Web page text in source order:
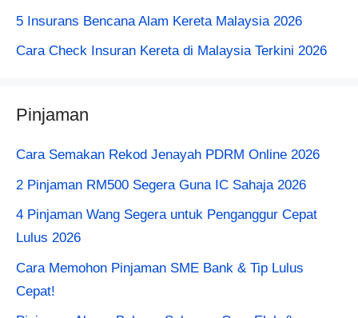
5 Insurans Bencana Alam Kereta Malaysia 2026
Cara Check Insuran Kereta​ di Malaysia Terkini 2026
Pinjaman
Cara Semakan Rekod Jenayah PDRM Online 2026
2 Pinjaman RM500 Segera Guna IC Sahaja 2026
4 Pinjaman Wang Segera untuk Penganggur Cepat
Lulus 2026
Cara Memohon Pinjaman SME Bank & Tip Lulus
Cepat!